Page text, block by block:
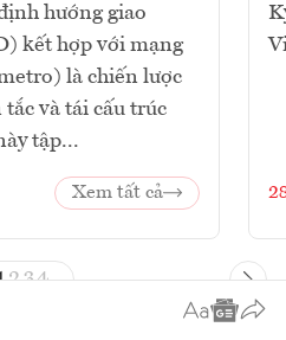
hướng giao
kết hợp với mạng
là chiến lược
và tái cấu trúc
tập...
Xem tất cả
234